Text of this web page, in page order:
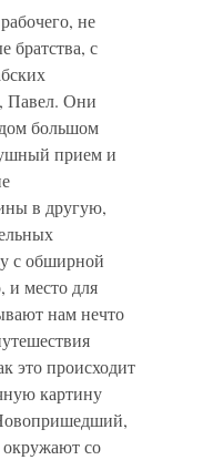
не
братства, с
Павел. Они
большом
прием и
в другую,
с обширной
и место для
нам нечто
это происходит
картину
окружают со